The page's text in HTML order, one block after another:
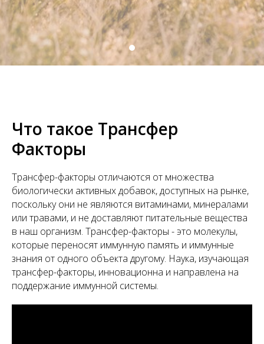
Что такое Трансфер
Факторы
Трансфер-факторы отличаются от множества
биологически активных добавок, доступных на рынке,
поскольку они не являются витаминами, минералами
или травами, и не доставляют питательные вещества
в наш организм. Трансфер-факторы - это молекулы,
которые переносят иммунную память и иммунные
знания от одного объекта другому. Наука, изучающая
трансфер-факторы, инновационна и направлена на
поддержание иммунной системы.